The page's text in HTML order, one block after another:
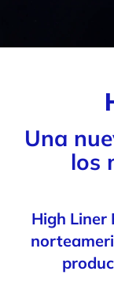
Una
los
High Liner